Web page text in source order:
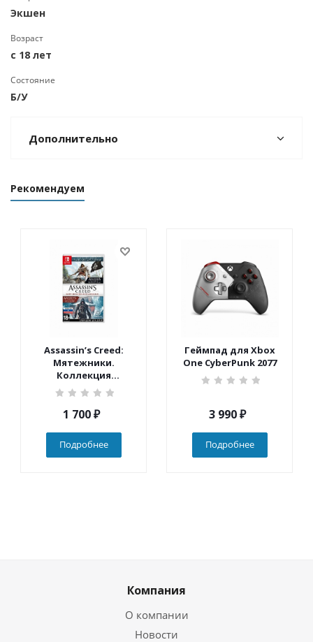
Экшен
Возраст
с 18 лет
Состояние
Б/У
Дополнительно
Рекомендуем
Assassin’s Creed:
Мятежники.
Коллекция
(Nintendo Switch)
1 700₽
Подробнее
Геймпад для Xbox
One CyberPunk 2077
3 990₽
Подробнее
Компания
О компании
Новости